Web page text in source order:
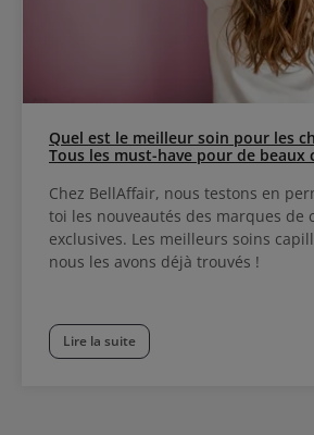
Quel est le meilleur soin pour les
Tous les must-have pour de beaux
Chez BellAffair, nous testons en
toi les nouveautés des marques de
exclusives. Les meilleurs soins
nous les avons déjà trouvés !
Lire la suite